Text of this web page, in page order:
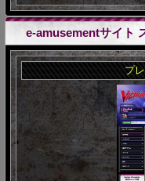
e-amusementサイト
プ